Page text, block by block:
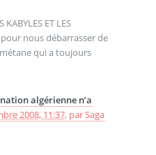
KABYLES ET LES
nous débarrasser de
qui a toujours
algérienne n’a
2008, 11:37, parSaga